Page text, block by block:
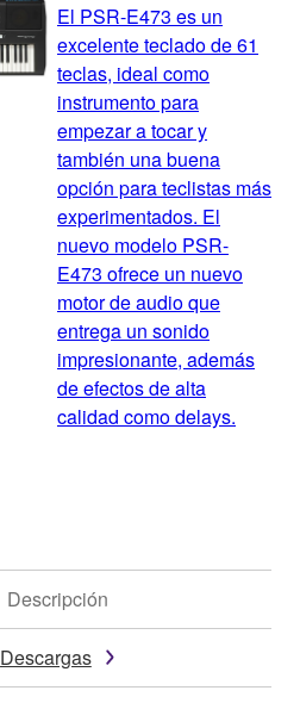
El PSR-E473 es un
excelente teclado de 61
teclas, ideal como
instrumento para
empezar a tocar y
también una buena
opción para teclistas más
experimentados. El
nuevo modelo PSR-
E473 ofrece un nuevo
motor de audio que
entrega un sonido
impresionante, además
de efectos de alta
calidad como delays.
Descripción
Descargas